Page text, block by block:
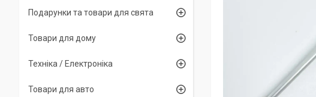
Подарунки та товари для свята
Товари для дому
Техніка / Електроніка
Товари для авто